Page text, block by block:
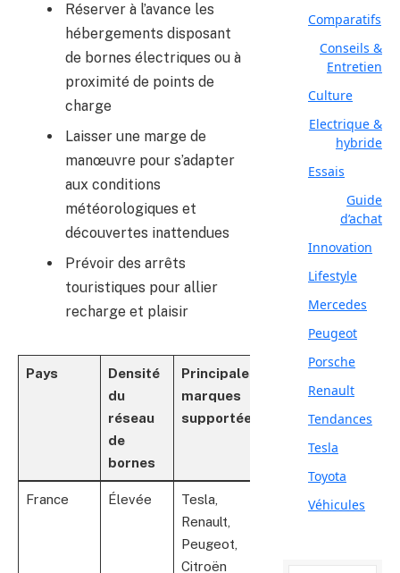
Réserver à l’avance les
hébergements disposant
de bornes électriques ou à
proximité de points de
charge
Laisser une marge de
manœuvre pour s’adapter
aux conditions
météorologiques et
découvertes inattendues
Prévoir des arrêts
touristiques pour allier
recharge et plaisir
Pays
Densité
du
réseau
de
bornes
Principales
marques
supportées
notable
France Élevée
Tesla,
Renault,
Peugeot,
Citroën
Superchargeurs
Comparatifs
Conseils &
Entretien
Culture
Electrique &
hybride
Essais
Guide
d’achat
Innovation
Lifestyle
Mercedes
Peugeot
Porsche
Renault
Tendances
Tesla
Toyota
Véhicules